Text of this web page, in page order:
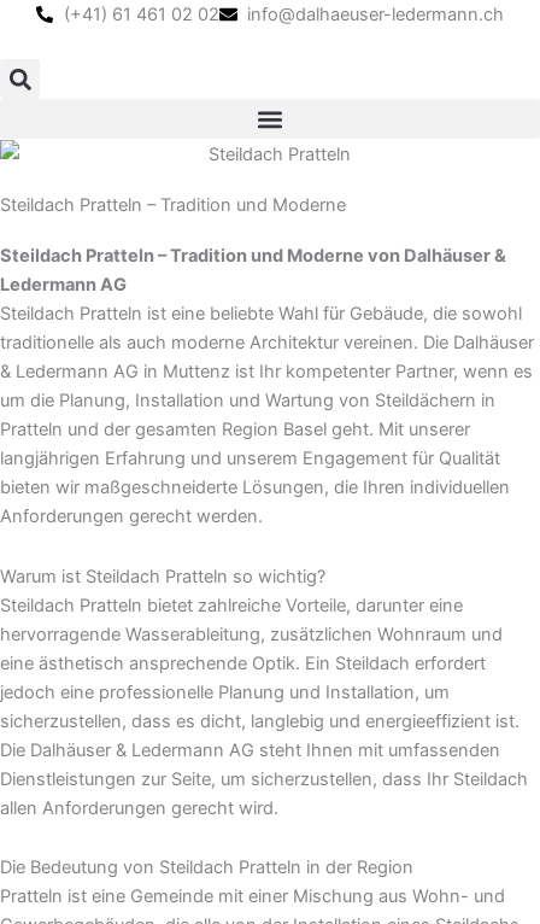
content
content
(+41) 61 461 02 02 info@dalhaeuser-ledermann.ch
Steildach Pratteln – Tradition und Moderne
Steildach Pratteln – Tradition und Moderne von Dalhäuser &
Ledermann AG
Steildach Pratteln ist eine beliebte Wahl für Gebäude, die sowohl
traditionelle als auch moderne Architektur vereinen. Die Dalhäuser
& Ledermann AG in Muttenz ist Ihr kompetenter Partner, wenn es
um die Planung, Installation und Wartung von Steildächern in
Pratteln und der gesamten Region Basel geht. Mit unserer
langjährigen Erfahrung und unserem Engagement für Qualität
bieten wir maßgeschneiderte Lösungen, die Ihren individuellen
Anforderungen gerecht werden.
Warum ist Steildach Pratteln so wichtig?
Steildach Pratteln bietet zahlreiche Vorteile, darunter eine
hervorragende Wasserableitung, zusätzlichen Wohnraum und
eine ästhetisch ansprechende Optik. Ein Steildach erfordert
jedoch eine professionelle Planung und Installation, um
sicherzustellen, dass es dicht, langlebig und energieeffizient ist.
Die Dalhäuser & Ledermann AG steht Ihnen mit umfassenden
Dienstleistungen zur Seite, um sicherzustellen, dass Ihr Steildach
allen Anforderungen gerecht wird.
Die Bedeutung von Steildach Pratteln in der Region
Pratteln ist eine Gemeinde mit einer Mischung aus Wohn- und